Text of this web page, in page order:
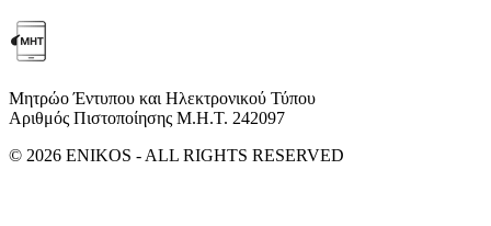
Μητρώο Έντυπου και Ηλεκτρονικού Τύπου
Αριθμός Πιστοποίησης Μ.Η.Τ. 242097
© 2026 ENIKOS - ALL RIGHTS RESERVED